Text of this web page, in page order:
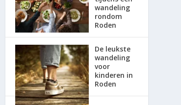
wandeling
rondom
Roden
De leukste
wandeling
voor
kinderen in
Roden